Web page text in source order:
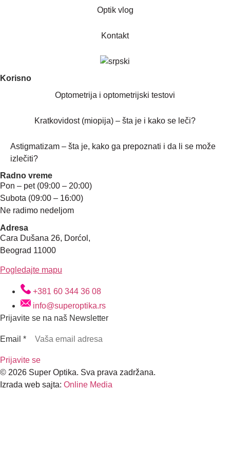
Optik vlog
Kontakt
Korisno
Optometrija i optometrijski testovi
Kratkovidost (miopija) – šta je i kako se leči?
Astigmatizam – šta je, kako ga prepoznati i da li se može
izlečiti?
Radno vreme
Pon – pet (09:00 – 20:00)
Subota (09:00 – 16:00)
Ne radimo nedeljom
Adresa
Cara Dušana 26, Dorćol,
Beograd 11000
Pogledajte mapu
+381 60 344 36 08
info@superoptika.rs
Prijavite se na naš Newsletter
Email *
Prijavite se
© 2026 Super Optika. Sva prava zadržana.
Izrada web sajta: Online Media